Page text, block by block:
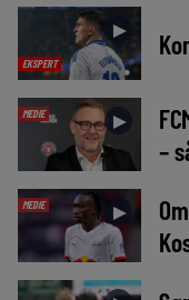
EKSPERT
►
MEDIE ►
–
MEDIE ►